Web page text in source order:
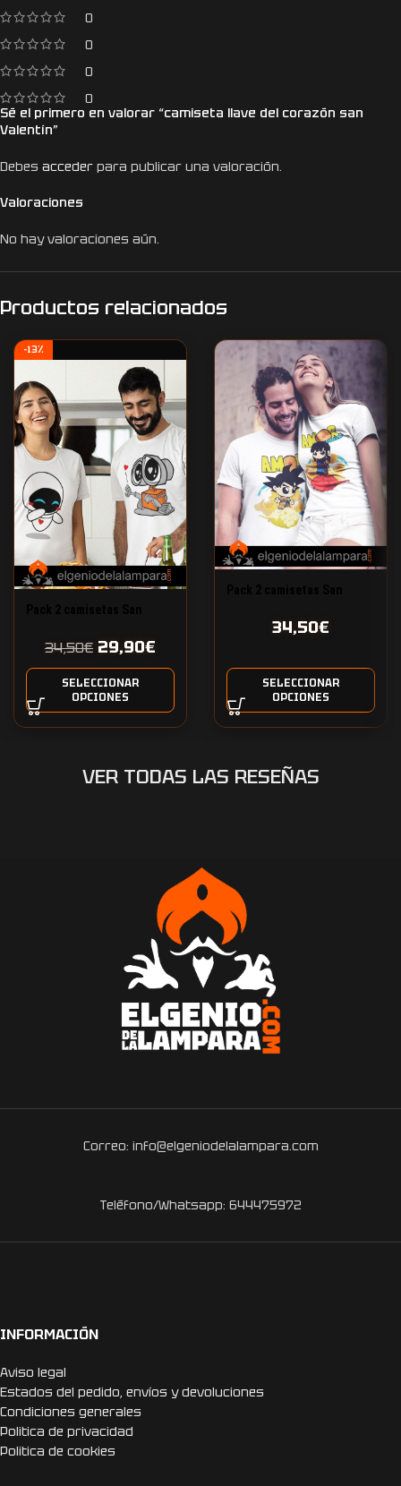
0
0
0
0
Valoraciones
No hay valoraciones aún.
Sé el primero en valorar “camiseta llave del corazón san
Valentín”
Debes acceder para publicar una valoración.
Productos relacionados
-13%
34,50€ 29,90€
SELECCIONAR
OPCIONES
verdadero34,50€
SELECCIONAR
OPCIONES
VER TODAS LAS RESEÑAS
Correo: info@elgeniodelalampara.com
Teléfono/Whatsapp: 644475972
INFORMACIÓN
Aviso legal
Estados del pedido, envíos y devoluciones
Condiciones generales
Politica de privacidad
Politica de cookies